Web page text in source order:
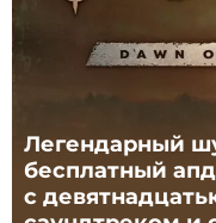
Легендарный
бесплатный
с